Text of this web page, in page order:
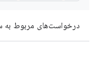
درخواست‌های مربوط به